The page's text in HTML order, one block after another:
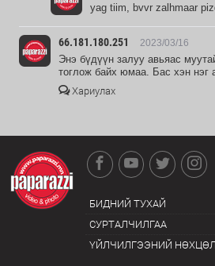
yag tiim, bvvr zalhmaar
66.181.180.251 2023/03/16
Энэ бүдүүн залуу авьяас
тоглож байх юмаа. Бас хэн нэг
Хариулах
БИДНИЙ ТУХАЙ
СУРТАЛЧИЛГАА
ҮЙЛЧИЛГЭЭНИЙ НӨХЦӨЛ